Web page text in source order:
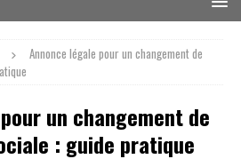
Annonce légale pour un changement de
un changement de
: guide pratique